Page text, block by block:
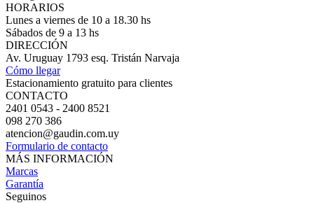
HORARIOS
Lunes a viernes de 10 a 18.30 hs
Sábados de 9 a 13 hs
DIRECCIÓN
Av. Uruguay 1793 esq. Tristán Narvaja
Cómo llegar
Estacionamiento gratuito para clientes
CONTACTO
2401 0543 - 2400 8521
098 270 386
atencion@gaudin.com.uy
Formulario de contacto
MÁS INFORMACIÓN
Marcas
Garantía
Seguinos